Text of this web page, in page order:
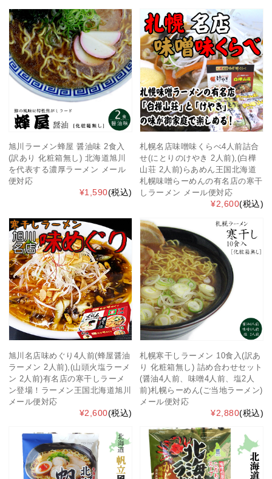
旭川ラーメン蜂屋 醤油味 2食入
(訳あり 化粧箱無し) 北海道旭川
を代表する濃厚ラーメン メール
便対応
¥1,590(税込)
札幌名店味噌味くらべ4人前詰合
せ(にとりのけやき 2人前),(白樺
山荘 2人前)らあめん王国北海道
札幌味噌らーめんの有名店の寒干
しラーメン メール便対応
¥2,600(税込)
旭川名店味めぐり4人前(蜂屋醤油
ラーメン 2人前),(山頭火塩ラーメ
ン 2人前)有名店の寒干しラーメ
ン登場！ラーメン王国北海道旭川
メール便対応
¥2,600(税込)
札幌寒干しラーメン 10食入(訳あ
り 化粧箱無し) 詰め合わせセット
(醤油4人前、味噌4人前、塩2人
前)札幌らーめん(ご当地ラーメン)
メール便対応
¥2,880(税込)